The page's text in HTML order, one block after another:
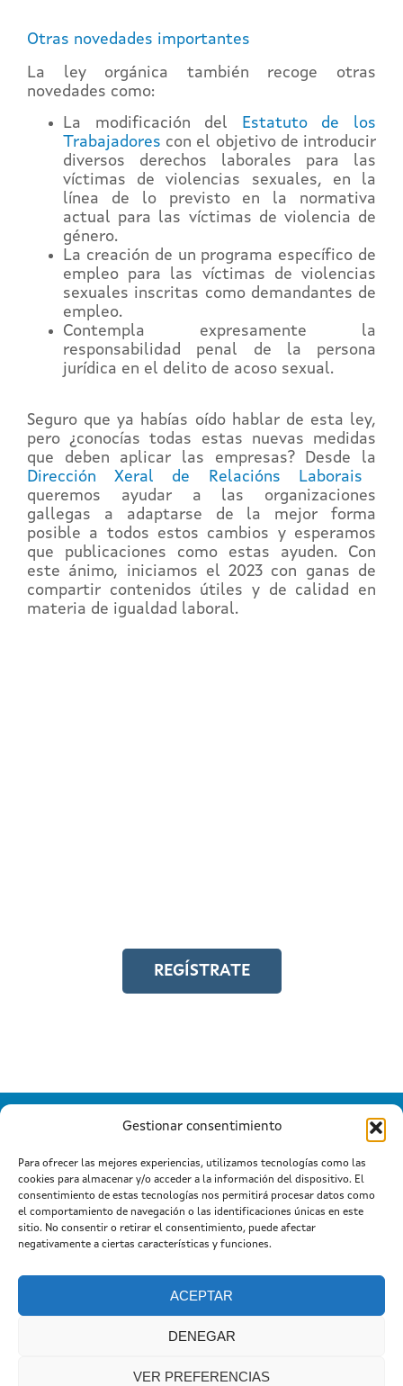
Gestionar consentimiento
Para ofrecer las mejores experiencias, utilizamos tecnologías como las
cookies para almacenar y/o acceder a la información del dispositivo. El
consentimiento de estas tecnologías nos permitirá procesar datos como
el comportamiento de navegación o las identificaciones únicas en este
sitio. No consentir o retirar el consentimiento, puede afectar
negativamente a ciertas características y funciones.
ACEPTAR
DENEGAR
VER PREFERENCIAS
Otras novedades importantes
La ley orgánica también recoge otras
novedades como:
La modificación del
Estatuto de los
Trabajadores con el objetivo de introducir
diversos derechos laborales para las
víctimas de violencias sexuales, en la
línea de lo previsto en la normativa
actual para las víctimas de violencia de
género.
La creación de un programa específico de
empleo para las víctimas de violencias
sexuales inscritas como demandantes de
empleo.
Contempla expresamente la
responsabilidad penal de la persona
jurídica en el delito de acoso sexual.
Seguro que ya habías oído hablar de esta ley,
pero ¿conocías todas estas nuevas medidas
que deben aplicar las empresas? Desde la
Dirección Xeral de Relacións Laborais
queremos ayudar a las organizaciones
gallegas a adaptarse de la mejor forma
posible a todos estos cambios y esperamos
que publicaciones como estas ayuden. Con
este ánimo, iniciamos el 2023 con ganas de
compartir contenidos útiles y de calidad en
materia de igualdad laboral.
REGÍSTRATE
Información mantida e publicada na Internet pola Xunta de
Galicia
Atención a cidadanía|Suxestións e queixas
Aviso legal